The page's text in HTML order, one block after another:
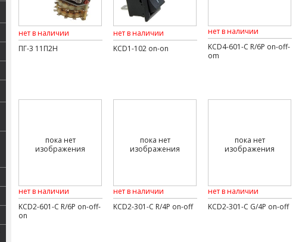
нет в наличии
ПГ-3 11П2Н
нет в наличии
KCD1-102 on-on
нет в наличии
KCD4-601-C R/6P on-off-
om
пока нет
изображения
нет в наличии
KCD2-601-C R/6P on-off-
on
пока нет
изображения
нет в наличии
KCD2-301-C R/4P on-off
пока нет
изображения
нет в наличии
KCD2-301-C G/4P on-off